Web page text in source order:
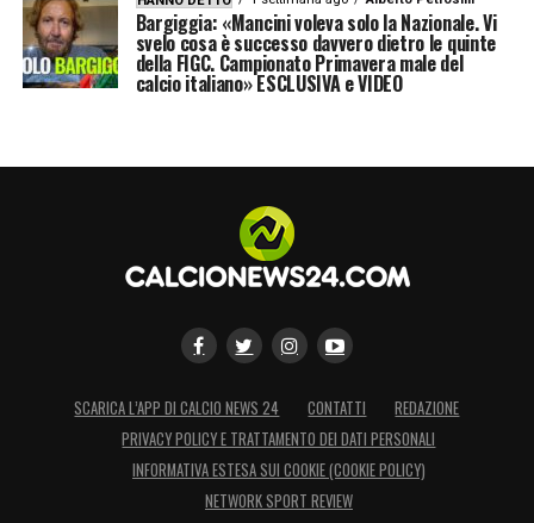
Bargiggia: «Mancini voleva solo la Nazionale. Vi
svelo cosa è successo davvero dietro le quinte
della FIGC. Campionato Primavera male del
calcio italiano» ESCLUSIVA e VIDEO
SCARICA L’APP DI CALCIO NEWS 24 CONTATTI
REDAZIONE
PRIVACY POLICY E TRATTAMENTO DEI DATI PERSONALI
INFORMATIVA ESTESA SUI COOKIE (COOKIE POLICY)
NETWORK SPORT REVIEW